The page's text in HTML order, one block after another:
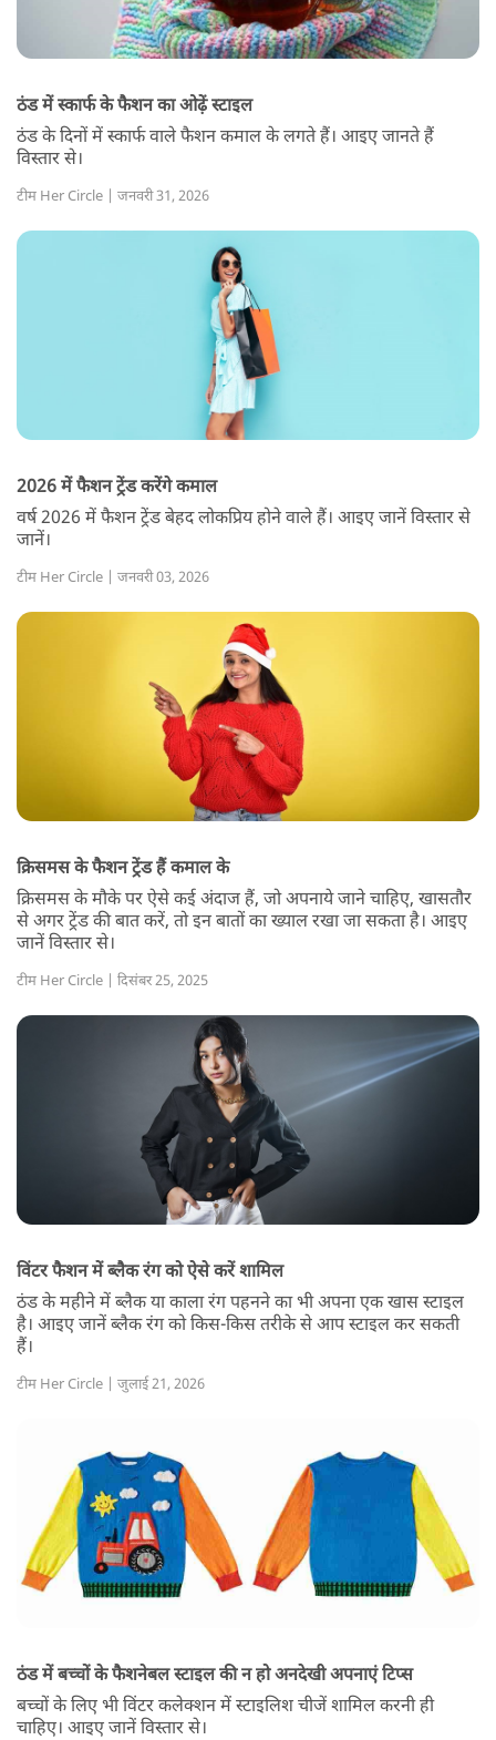
ठंड में स्कार्फ के फैशन का ओढ़ें स्टाइल
ठंड के दिनों में स्कार्फ वाले फैशन कमाल के लगते हैं। आइए जानते हैं
विस्तार से।
टीम Her Circle | जनवरी 31, 2026
2026 में फैशन ट्रेंड करेंगे कमाल
वर्ष 2026 में फैशन ट्रेंड बेहद लोकप्रिय होने वाले हैं। आइए जानें विस्तार से
जानें।
टीम Her Circle | जनवरी 03, 2026
क्रिसमस के फैशन ट्रेंड हैं कमाल के
क्रिसमस के मौके पर ऐसे कई अंदाज हैं, जो अपनाये जाने चाहिए, खासतौर
से अगर ट्रेंड की बात करें, तो इन बातों का ख्याल रखा जा सकता है। आइए
जानें विस्तार से।
टीम Her Circle | दिसंबर 25, 2025
विंटर फैशन में ब्लैक रंग को ऐसे करें शामिल
ठंड के महीने में ब्लैक या काला रंग पहनने का भी अपना एक खास स्टाइल
है। आइए जानें ब्लैक रंग को किस-किस तरीके से आप स्टाइल कर सकती
हैं।
टीम Her Circle | जुलाई 21, 2026
ठंड में बच्चों के फैशनेबल स्टाइल की न हो अनदेखी अपनाएं टिप्स
बच्चों के लिए भी विंटर कलेक्शन में स्टाइलिश चीजें शामिल करनी ही
चाहिए। आइए जानें विस्तार से।